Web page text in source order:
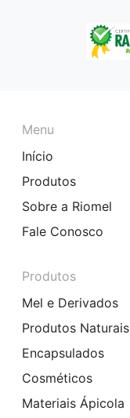
Menu
Início
Produtos
Sobre a Riomel
Fale Conosco
Produtos
Mel e Derivados
Produtos Naturais
Encapsulados
Cosméticos
Materiais Ápicola